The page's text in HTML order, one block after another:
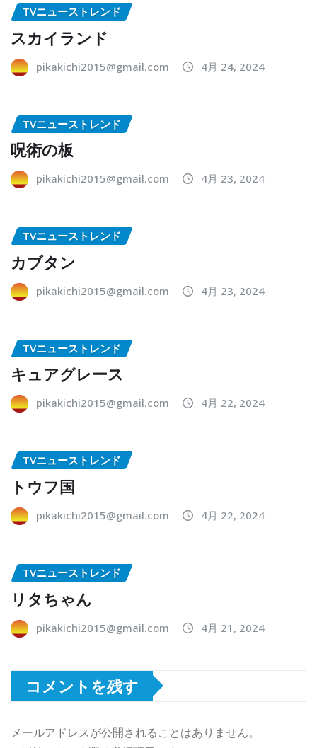
TVニューストレンド
スカイランド
pikakichi2015@gmail.com 4月 24, 2024
TVニューストレンド
呪術の板
pikakichi2015@gmail.com 4月 23, 2024
TVニューストレンド
カブタン
pikakichi2015@gmail.com 4月 23, 2024
TVニューストレンド
キュアグレース
pikakichi2015@gmail.com 4月 22, 2024
TVニューストレンド
トウフ国
pikakichi2015@gmail.com 4月 22, 2024
TVニューストレンド
リタちゃん
pikakichi2015@gmail.com 4月 21, 2024
コメントを残す
メールアドレスが公開されることはありません。